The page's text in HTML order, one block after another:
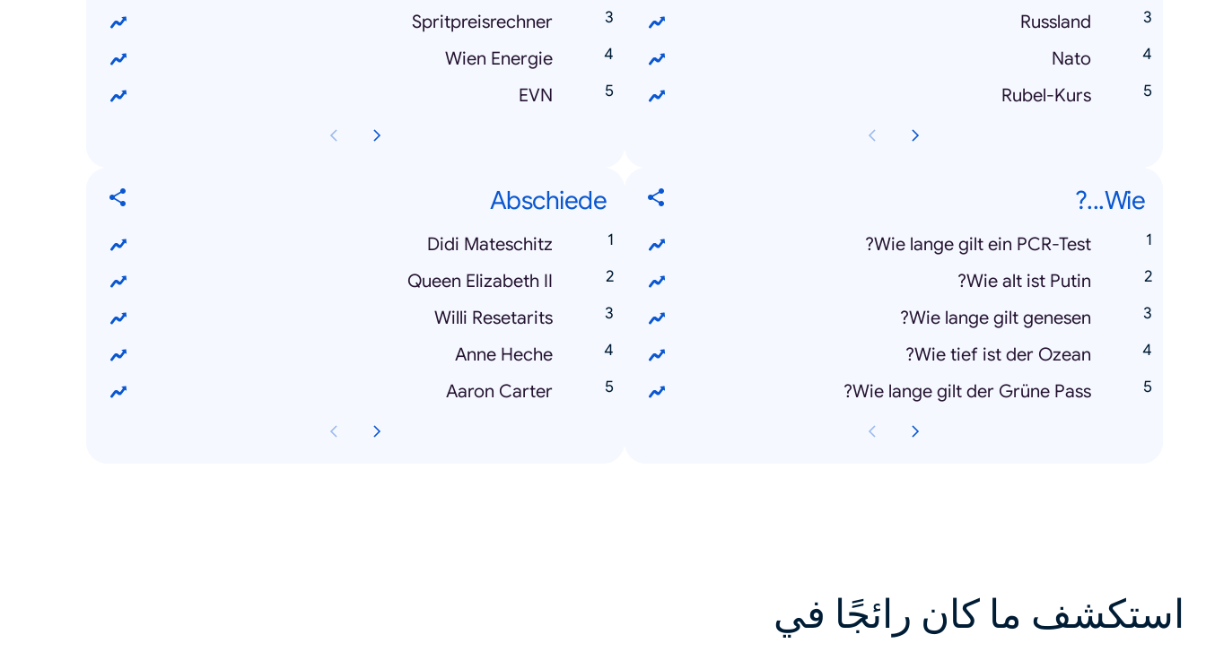
Russland
Nato
Rubel-Kurs
Spritpreisrechner
Wien Energie
EVN
Wie...?
Wie lange gilt ein PCR-Test?
Wie alt ist Putin?
Wie lange gilt genesen?
Wie tief ist der Ozean?
Wie lange gilt der Grüne Pass?
Abschiede
Didi Mateschitz
Queen Elizabeth II
Willi Resetarits
Anne Heche
Aaron Carter
استكشف ما كان رائجًا في